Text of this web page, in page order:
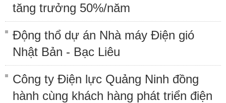
tăng trưởng 50%/năm
Động thổ dự án Nhà máy Điện gió
Nhật Bản - Bạc Liêu
Công ty Điện lực Quảng Ninh đồng
hành cùng khách hàng phát triển điện